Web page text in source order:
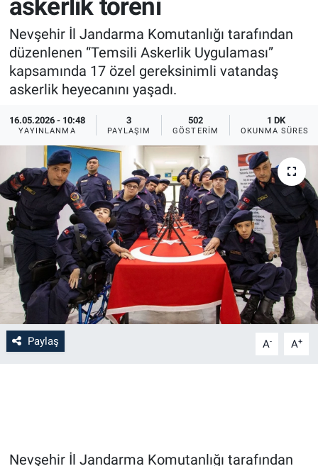
askerlik töreni
Nevşehir İl Jandarma Komutanlığı tarafından
düzenlenen “Temsili Askerlik Uygulaması”
kapsamında 17 özel gereksinimli vatandaş
askerlik heyecanını yaşadı.
16.05.2026 - 10:48
YAYINLANMA
3
PAYLAŞIM
502
GÖSTERIM
1 DK
OKUNMA SÜRESI
Paylaş A- A+
Nevşehir İl Jandarma Komutanlığı tarafından
Sağlık
Yerel
Genel
Asayiş
İlan - Duyuru- Mesaj
Türkiye Gündemi
Sizden Gelenler
Yaşam
Sağlık
Eğitim
Kültür
3.Sayfa
Medya
Bilim-Tek
Kayseri
İlan - Duyuru- Mesaj
Türkiye Gündemi
Sizden Gelenler